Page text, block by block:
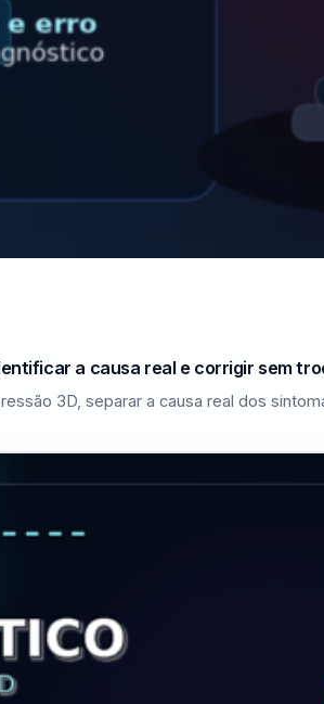
a causa real e corrigir sem
3D, separar a causa real dos